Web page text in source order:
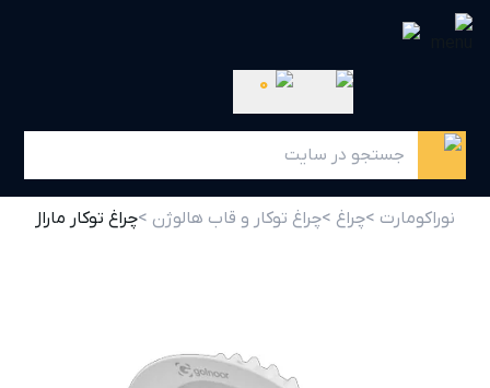
0
نوراکومارت >چراغ >چراغ توکار و قاب هالوژن >چراغ توکار مارال 18 وات گلنور